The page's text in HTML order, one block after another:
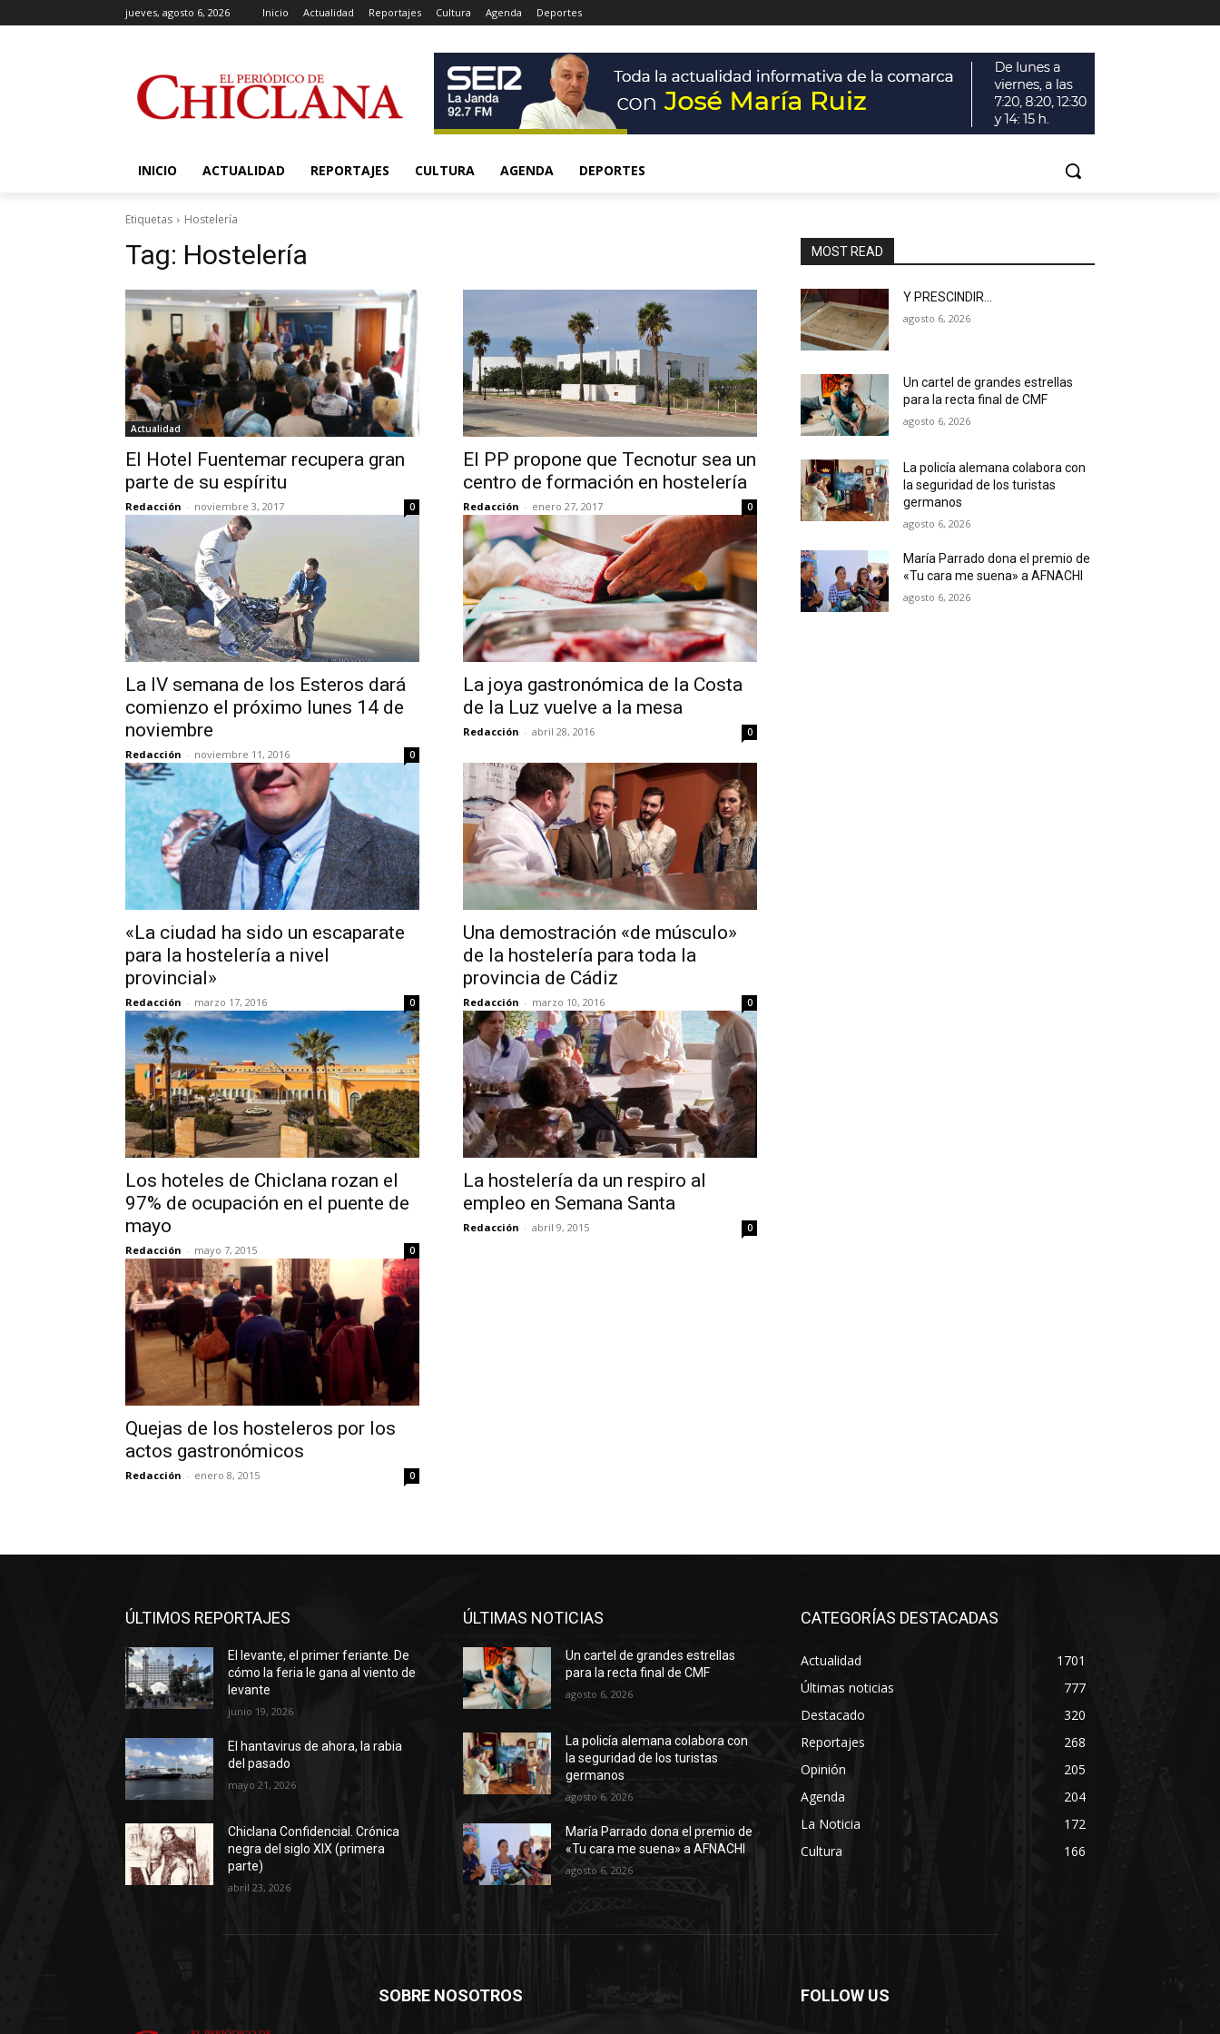
jueves, agosto 6, 2026 Inicio Actualidad Reportajes Cultura Agenda Deportes
INICIO ACTUALIDAD REPORTAJES CULTURA AGENDA DEPORTES
Etiquetas Hostelería
Tag: Hostelería
Actualidad
El Hotel Fuentemar recupera gran
parte de su espíritu
Redacción - noviembre 3, 2017 0
El PP propone que Tecnotur sea un
centro de formación en hostelería
Redacción - enero 27, 2017 0
La IV semana de los Esteros dará
comienzo el próximo lunes 14 de
noviembre
Redacción - noviembre 11, 2016 0
La joya gastronómica de la Costa
de la Luz vuelve a la mesa
Redacción - abril 28, 2016 0
«La ciudad ha sido un escaparate
para la hostelería a nivel
provincial»
Redacción - marzo 17, 2016 0
Una demostración «de músculo»
de la hostelería para toda la
provincia de Cádiz
Redacción - marzo 10, 2016 0
Los hoteles de Chiclana rozan el
97% de ocupación en el puente de
mayo
Redacción - mayo 7, 2015 0
La hostelería da un respiro al
empleo en Semana Santa
Redacción - abril 9, 2015 0
Quejas de los hosteleros por los
actos gastronómicos
Redacción - enero 8, 2015 0
MOST READ
Y PRESCINDIR…
agosto 6, 2026
Un cartel de grandes estrellas
para la recta final de CMF
agosto 6, 2026
La policía alemana colabora con
la seguridad de los turistas
germanos
agosto 6, 2026
María Parrado dona el premio de
«Tu cara me suena» a AFNACHI
agosto 6, 2026
ÚLTIMOS REPORTAJES
El levante, el primer feriante. De
cómo la feria le gana al viento de
levante
junio 19, 2026
El hantavirus de ahora, la rabia
del pasado
mayo 21, 2026
Chiclana Confidencial. Crónica
negra del siglo XIX (primera
parte)
abril 23, 2026
ÚLTIMAS NOTICIAS
Un cartel de grandes estrellas
para la recta final de CMF
agosto 6, 2026
La policía alemana colabora con
la seguridad de los turistas
germanos
agosto 6, 2026
María Parrado dona el premio de
«Tu cara me suena» a AFNACHI
agosto 6, 2026
CATEGORÍAS DESTACADAS
Actualidad
1701
Últimas noticias
777
Destacado
320
Reportajes
268
Opinión
205
Agenda
204
La Noticia
172
Cultura
166
SOBRE NOSOTROS FOLLOW US